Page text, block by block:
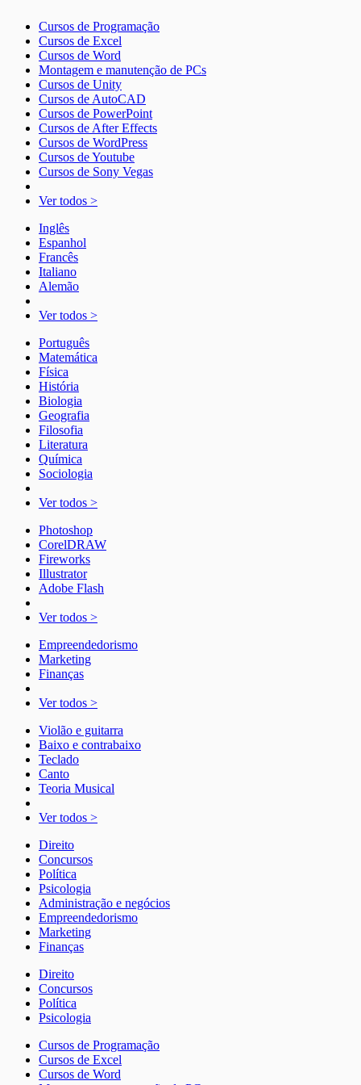
Cursos de Programação
Cursos de Excel
Cursos de Word
Montagem e manutenção de PCs
Cursos de Unity
Cursos de AutoCAD
Cursos de PowerPoint
Cursos de After Effects
Cursos de WordPress
Cursos de Youtube
Cursos de Sony Vegas
Ver todos >
Inglês
Espanhol
Francês
Italiano
Alemão
Ver todos >
Português
Matemática
Física
História
Biologia
Geografia
Filosofia
Literatura
Química
Sociologia
Ver todos >
Photoshop
CorelDRAW
Fireworks
Illustrator
Adobe Flash
Ver todos >
Empreendedorismo
Marketing
Finanças
Ver todos >
Violão e guitarra
Baixo e contrabaixo
Teclado
Canto
Teoria Musical
Ver todos >
Direito
Concursos
Política
Psicologia
Administração e negócios
Empreendedorismo
Marketing
Finanças
Direito
Concursos
Política
Psicologia
Cursos de Programação
Cursos de Excel
Cursos de Word